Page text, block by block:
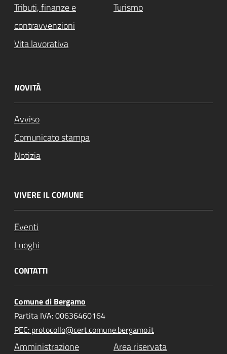
Tributi, finanze e
contravvenzioni
Turismo
Vita lavorativa
NOVITÀ
Avviso
Comunicato stampa
Notizia
VIVERE IL COMUNE
Eventi
Luoghi
CONTATTI
Comune di Bergamo
Partita IVA: 00636460164
PEC: protocollo@cert.comune.bergamo.it
Amministrazione
Area riservata